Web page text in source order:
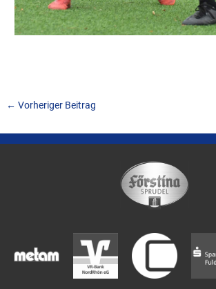
← Vorheriger Beitrag